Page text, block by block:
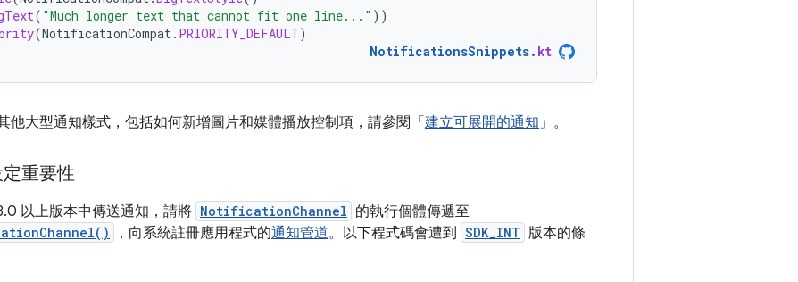
( "Much longer text that cannot fit one line..." ))
(NotificationCompat. PRIORITY_DEFAULT)
NotificationsSnippets. kt
他大型通知樣式，包括如何新增圖片和媒體播放控制項，請參閱「建立可展開的通知 」。
重要性
以上版本中傳送通知，請將 NotificationChannel 的執行個體傳遞至
，向系統註冊應用程式的通知管道。以下程式碼會遭到 SDK_INT 版本的條